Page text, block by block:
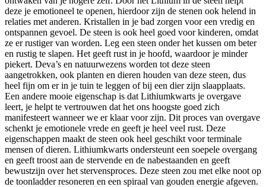
deze je emotioneel te openen, hierdoor zijn de stenen ook helend in
relaties met anderen. Kristallen in je bad zorgen voor een vredig en
ontspannen gevoel. De steen is ook heel goed voor kinderen, omdat
ze er rustiger van worden. Leg een steen onder het kussen om beter
en rustig te slapen. Het geeft rust in je hoofd, waardoor je minder
piekert. Deva’s en natuurwezens worden tot deze steen
aangetrokken, ook planten en dieren houden van deze steen, dus
heel fijn om er in je tuin te leggen of bij een dier zijn slaapplaats.
Een andere mooie eigenschap is dat Lithiumkwarts je overgave
leert, je helpt te vertrouwen dat het ons hoogste goed zich
manifesteert wanneer we er klaar voor zijn. Dit proces van overgave
schenkt je emotionele vrede en geeft je heel veel rust. Deze
eigenschappen maakt de steen ook heel geschikt voor terminale
mensen of dieren. Lithiumkwarts ondersteunt een soepele overgang
en geeft troost aan de stervende en de nabestaanden en geeft
bewustzijn over het stervensproces. Deze steen zou met elke noot op
de toonladder resoneren en een spiraal van gouden energie afgeven.